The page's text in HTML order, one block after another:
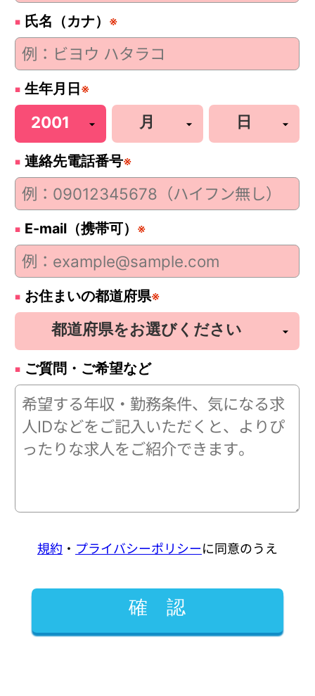
氏名（カナ） ※
生年月日 ※
連絡先電話番号※
E-mail（携帯可） ※
お住まいの都道府県※
ご質問・ご希望など
規約 ・ プライバシーポリシーに同意のうえ